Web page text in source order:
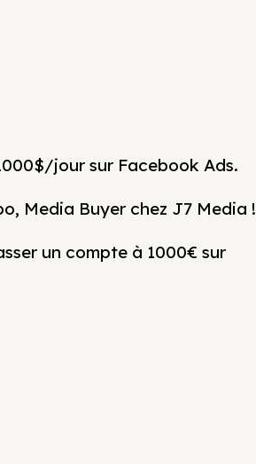
jour sur Facebook Ads.
Media Buyer chez J7 Media !
un compte à 1000€ sur